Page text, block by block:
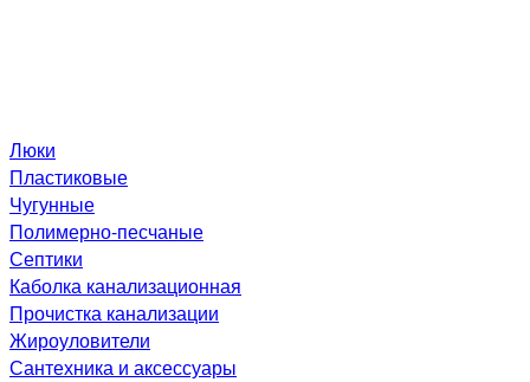
Люки
Пластиковые
Чугунные
Полимерно-песчаные
Септики
Каболка канализационная
Прочистка канализации
Жироуловители
Сантехника и аксессуары